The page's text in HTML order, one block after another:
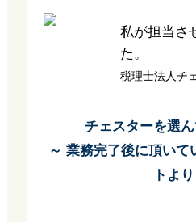
私が担当さ
た。
税理士法人チ
チェスターを選
～ 業務完了後に頂いて
トよ